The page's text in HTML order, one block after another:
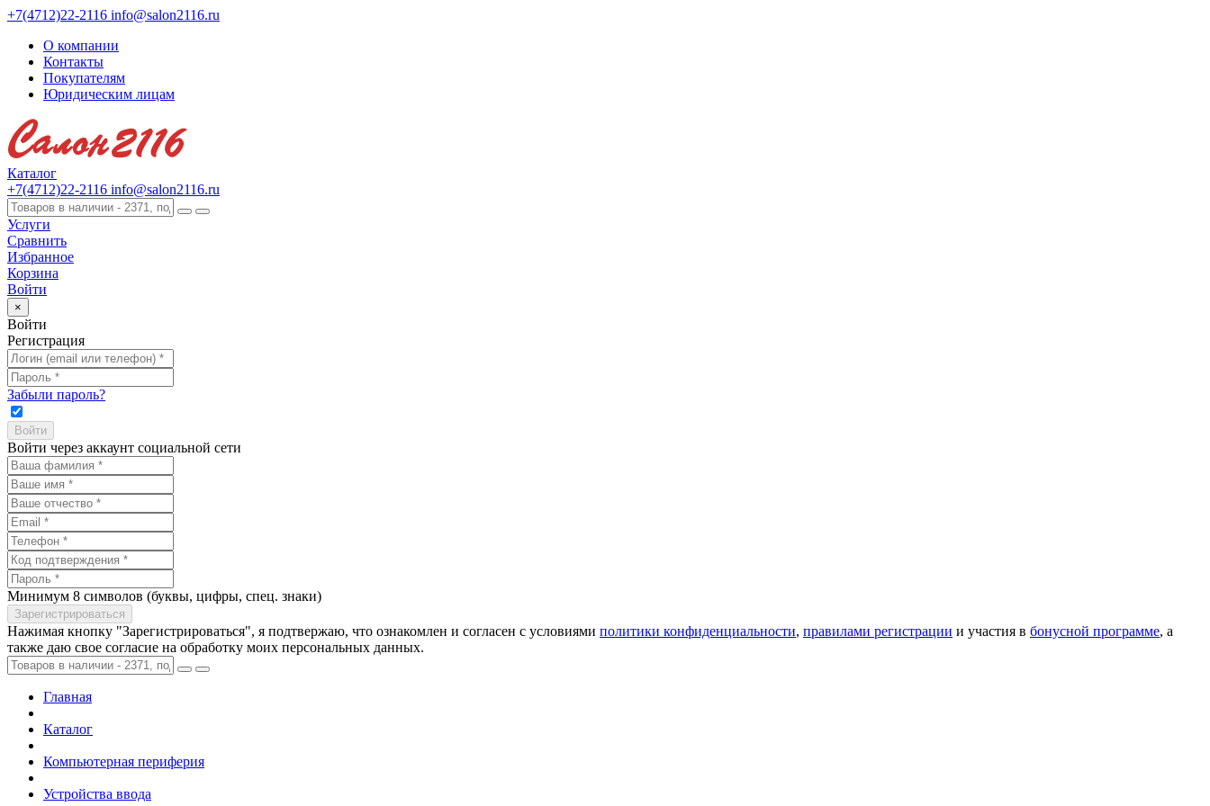
+7(4712)22-2116 info@salon2116.ru
О компании
Контакты
Покупателям
Юридическим лицам
Каталог
+7(4712)22-2116 info@salon2116.ru
Услуги
Сравнить
Избранное
Корзина
Войти
×
Войти
Регистрация
Забыли пароль?
Войти через аккаунт социальной сети
Минимум 8 символов (буквы, цифры, спец. знаки)
Нажимая кнопку "Зарегистрироваться", я подтвержаю, что ознакомлен и согласен с условиями политики конфиденциальности, правилами регистрации и участия в бонусной программе, а
также даю свое согласие на обработку моих персональных данных.
Главная
Каталог
Компьютерная периферия
Устройства ввода